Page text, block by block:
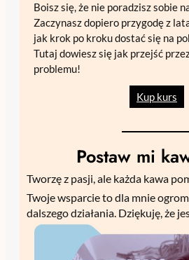
Boisz się, że nie poradzisz sobie
Zaczynasz dopiero przygodę z
jak krok po kroku dostać się na
Tutaj dowiesz się jak przejść
problemu!
Kup kurs
Postaw mi
Tworzę z pasji, ale każda kawa
Twoje wsparcie to dla mnie
dalszego działania. Dziękuję, że